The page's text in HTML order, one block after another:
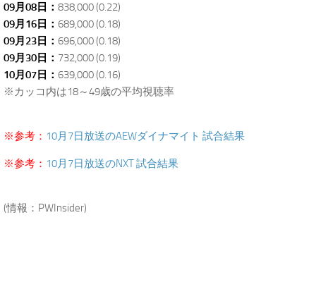
09月08日： 838,000 (0.22)
09月16日： 689,000 (0.18)
09月23日： 696,000 (0.18)
09月30日： 732,000 (0.19)
10月07日： 639,000 (0.16)
※カッコ内は18～49歳の平均視聴率
※参考： 10月7日放送のAEWダイナマイト 試合結果
※参考： 10月7日放送のNXT 試合結果
(情報：PWInsider)